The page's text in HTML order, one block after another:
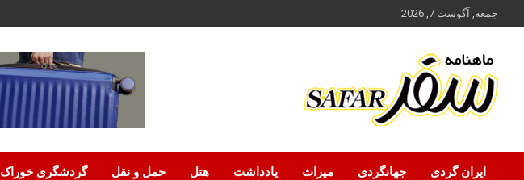
محتوا
جمعه, آگوست 7, 2026
سفر آنلاین
ایران گردی جهانگردی میراث یادداشت هتل حمل‌ و نقل گردشگری خوراک